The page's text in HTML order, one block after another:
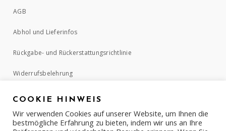
AGB
Abhol und Lieferinfos
Rückgabe- und Rückerstattungsrichtlinie
Widerrufsbelehrung
ZAHLUNGSMETHODEN
COOKIE HINWEIS
Wir verwenden Cookies auf unserer Website, um Ihnen die
bestmögliche Erfahrung zu bieten, indem wir uns an Ihre